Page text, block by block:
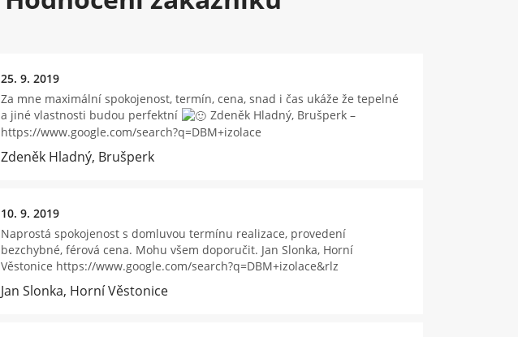
25. 9. 2019
Za mne maximální spokojenost, termín, cena, snad i čas ukáže že tepelné
a jiné vlastnosti budou perfektní
Zdeněk Hladný, Brušperk –
https://www.google.com/search?q=DBM+izolace
Zdeněk Hladný, Brušperk
10. 9. 2019
Naprostá spokojenost s domluvou termínu realizace, provedení
bezchybné, férová cena. Mohu všem doporučit. Jan Slonka, Horní
Věstonice https://www.google.com/search?q=DBM+izolace&rlz
Jan Slonka, Horní Věstonice